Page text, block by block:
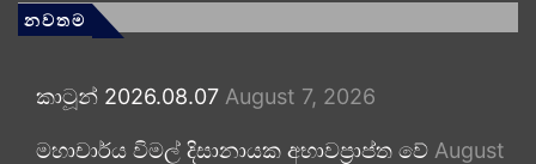
නවතම
කාටූන් 2026.08.07 August 7, 2026
මහාචාර්ය විමල් දිසානායක අභාවප්‍රාප්ත වේ August